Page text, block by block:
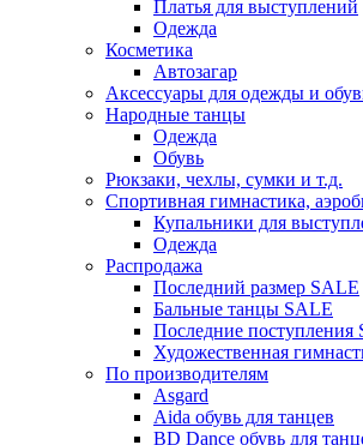
Платья для выступлений
Одежда
Косметика
Автозагар
Аксессуары для одежды и
Народные танцы
Одежда
Обувь
Рюкзаки, чехлы, сумки и т.д.
Спортивная гимнастика,
Купальники для
Одежда
Распродажа
Последний размер SALE
Бальные танцы SALE
Последние поступления
Художественная
По производителям
Asgard
Аida обувь для танцев
BD Dance обувь для